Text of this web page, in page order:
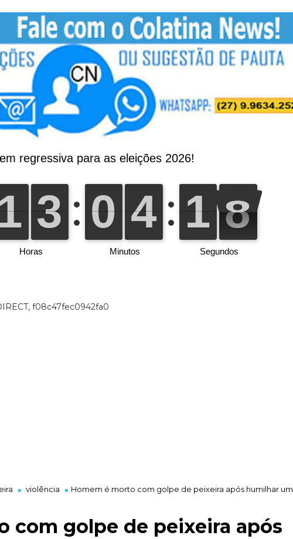
f08c47fec0942fa0
violência
Homem é morto com golpe de peixeira após humilhar um
com golpe de peixeira após